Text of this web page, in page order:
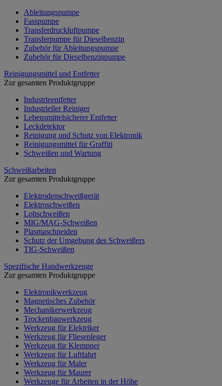
Ableitungspumpe
Fasspumpe
Transferdruckluftpumpe
Transferpumpe für Dieselbenzin
Zubehör für Ableitungspumpe
Zubehör für Dieselbenzinpumpe
Reinigungsmittel und Entfetter
Zur gesamten Produktgruppe
Industrieentfetter
Industrieller Reiniger
Lebensmittelsicherer Entfetter
Leckdetektor
Reinigung und Schutz von Elektronik
Reinigungsmittel für Graffiti
Schweißen und Wartung
Schweißarbeiten
Zur gesamten Produktgruppe
Elektrodenschweißgerät
Elektroschweißen
Lohschweißen
MIG/MAG-Schweißen
Plasmaschneiden
Schutz der Umgebung des Schweißers
TIG-Schweißen
Spezifische Handwerkzeuge
Zur gesamten Produktgruppe
Elektronikwerkzeug
Magnetisches Zubehör
Mechanikerwerkzeug
Trockenbauwerkzeug
Werkzeug für Elektriker
Werkzeug für Fliesenleger
Werkzeug für Klempner
Werkzeug für Luftfahrt
Werkzeug für Maler
Werkzeug für Maurer
Werkzeuge für Arbeiten in der Höhe